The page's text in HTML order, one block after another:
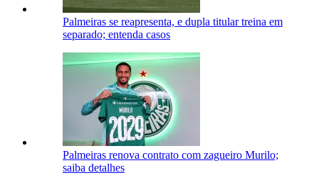
Palmeiras se reapresenta, e dupla titular treina em
separado; entenda casos
Palmeiras renova contrato com zagueiro Murilo;
saiba detalhes